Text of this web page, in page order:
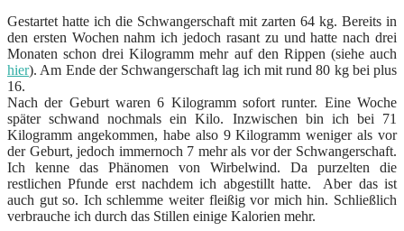
Gestartet hatte ich die Schwangerschaft mit zarten 64 kg. Bereits in
den ersten Wochen nahm ich jedoch rasant zu und hatte nach drei
Monaten schon drei Kilogramm mehr auf den Rippen (siehe auch
hier). Am Ende der Schwangerschaft lag ich mit rund 80 kg bei plus
16.
Nach der Geburt waren 6 Kilogramm sofort runter. Eine Woche
später schwand nochmals ein Kilo. Inzwischen bin ich bei 71
Kilogramm angekommen, habe also 9 Kilogramm weniger als vor
der Geburt, jedoch immernoch 7 mehr als vor der Schwangerschaft.
Ich kenne das Phänomen von Wirbelwind. Da purzelten die
restlichen Pfunde erst nachdem ich abgestillt hatte. Aber das ist
auch gut so. Ich schlemme weiter fleißig vor mich hin. Schließlich
verbrauche ich durch das Stillen einige Kalorien mehr.